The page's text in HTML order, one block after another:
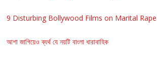
9 Disturbing Bollywood Films on Marital Rape
আশা জাগিয়েও ব্যর্থ যে নয়টি বাংলা ধারাবাহিক